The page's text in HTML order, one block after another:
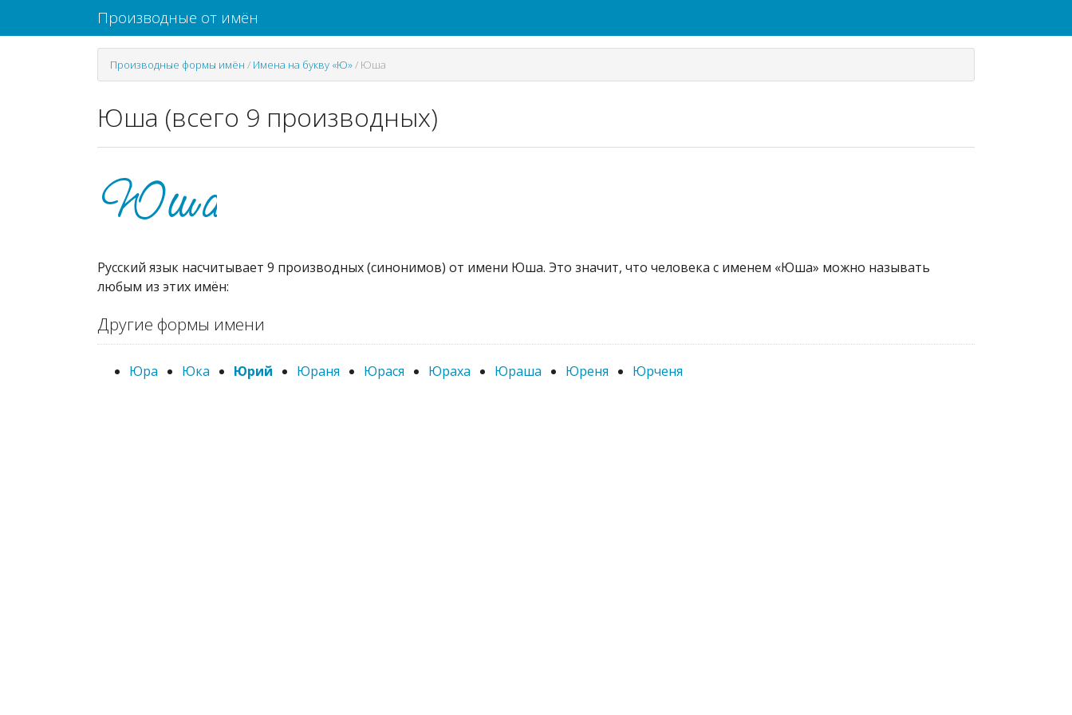
Производные от имён
Производные формы имён / Имена на букву «Ю»/ Юша
Юша (всего 9 производных)
Русский язык насчитывает 9 производных (синонимов) от имени Юша. Это значит, что человека с именем «Юша» можно называть
любым из этих имён:
Другие формы имени
Юра Юка Юрий Юраня Юрася Юраха Юраша Юреня Юрченя